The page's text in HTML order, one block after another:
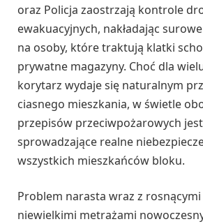
oraz Policja zaostrzają kontrole
ewakuacyjnych, nakładając
na osoby, które traktują klatki
prywatne magazyny. Choć dla
korytarz wydaje się naturalnym
ciasnego mieszkania, w świetle
przepisów przeciwpożarowych
sprowadzające realne
wszystkich mieszkańców bloku.
Problem narasta wraz z
niewielkimi metrażami